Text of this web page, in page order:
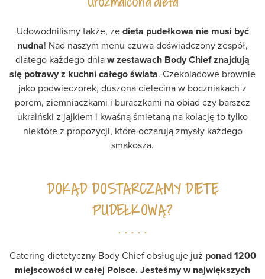
Udowodniliśmy także, że dieta pudełkowa nie musi być
nudna! Nad naszym menu czuwa doświadczony zespół,
dlatego każdego dnia w zestawach Body Chief znajdują
się potrawy z kuchni całego świata. Czekoladowe brownie
jako podwieczorek, duszona cielęcina w boczniakach z
porem, ziemniaczkami i buraczkami na obiad czy barszcz
ukraiński z jajkiem i kwaśną śmietaną na kolację to tylko
niektóre z propozycji, które oczarują zmysły każdego
smakosza.
DOKĄD DOSTARCZAMY DIETĘ
PUDEŁKOWĄ?
Catering dietetyczny Body Chief obsługuje już ponad 1200
miejscowości w całej Polsce. Jesteśmy w największych